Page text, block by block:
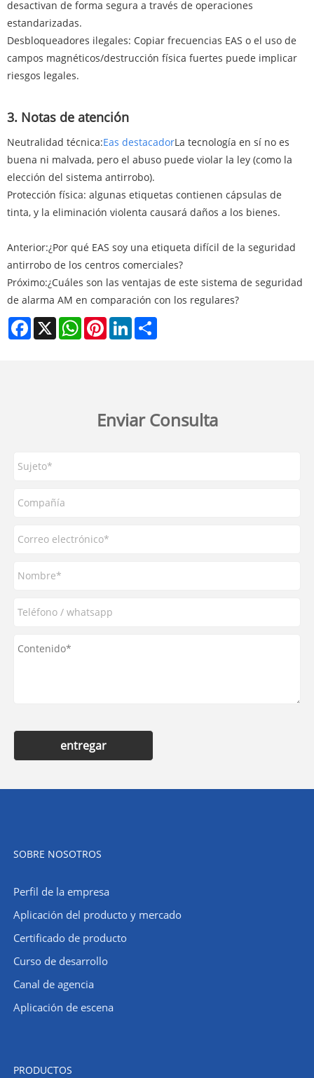
desactivan de forma segura a través de operaciones
estandarizadas.
Desbloqueadores ilegales: Copiar frecuencias EAS o el uso de
campos magnéticos/destrucción física fuertes puede implicar
riesgos legales.
3. Notas de atención
Neutralidad técnica:Eas destacadorLa tecnología en sí no es
buena ni malvada, pero el abuso puede violar la ley (como la
elección del sistema antirrobo).
Protección física: algunas etiquetas contienen cápsulas de
tinta, y la eliminación violenta causará daños a los bienes.
Anterior:¿Por qué EAS soy una etiqueta difícil de la seguridad
antirrobo de los centros comerciales?
Próximo:¿Cuáles son las ventajas de este sistema de seguridad
de alarma AM en comparación con los regulares?
Facebook
X WhatsAppPinterestLinkedIn
Enviar Consulta
entregar
SOBRE NOSOTROS
Perfil de la empresa
​Aplicación del producto y mercado
Certificado de producto
Curso de desarrollo
Canal de agencia
Aplicación de escena
PRODUCTOS